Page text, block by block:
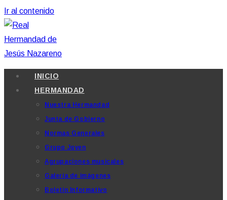
Ir al contenido
INICIO
HERMANDAD
Nuestra Hermandad
Junta de Gobierno
Normas Generales
Grupo Joven
Agrupaciones musicales
Galería de imágenes
Boletín Informativo